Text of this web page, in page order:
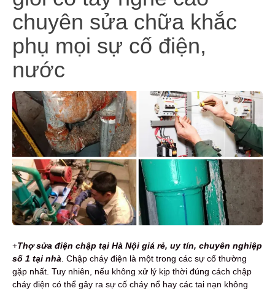
chuyên sửa chữa khắc
phụ mọi sự cố điện,
nước
+Thợ sửa điện chập tại Hà Nội giá rẻ, uy tín, chuyên nghiệp
số 1 tại nhà . Chập cháy điện là một trong các sự cố thường
gặp nhất. Tuy nhiên, nếu không xử lý kịp thời đúng cách chập
cháy điện có thể gây ra sự cố cháy nổ hay các tai nạn không